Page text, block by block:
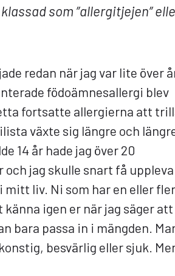
som ”allergitjejen”
redan när jag var lite över
födoämnesallergi blev
fortsatte allergierna att
växte sig längre och
14 år hade jag över 20
jag skulle snart få
mitt liv. Ni som har en eller
igen er när jag säger
bara passa in i mängden.
besvärlig eller sjuk.